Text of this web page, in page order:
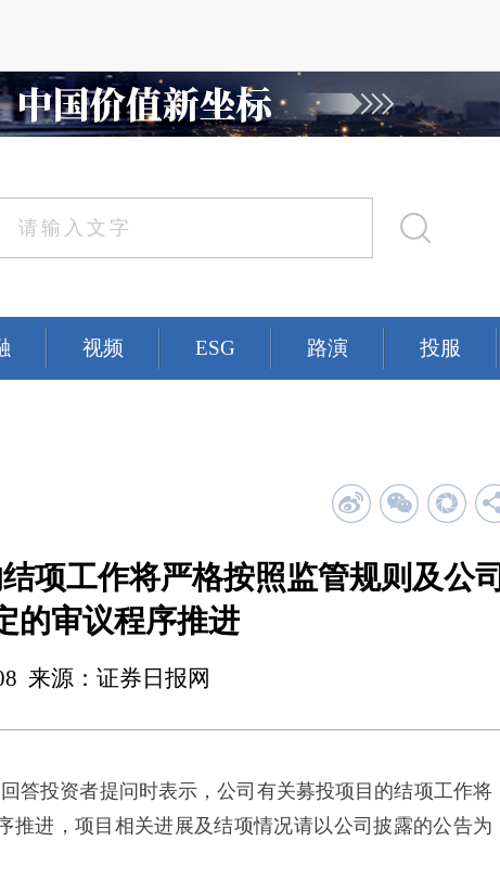
视频 ESG 路演 投服
项工作将严格按照监管规则及公司
的审议程序推进
来源：证券日报网
投资者提问时表示，公司有关募投项目的结项工作将
推进，项目相关进展及结项情况请以公司披露的公告为